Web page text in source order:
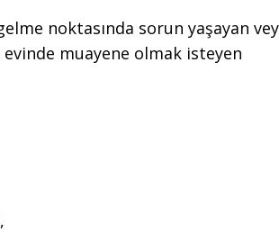
noktasında sorun yaşayan
muayene olmak isteyen